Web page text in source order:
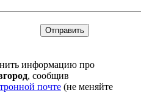
информацию про
, сообщив
почте (не меняйте